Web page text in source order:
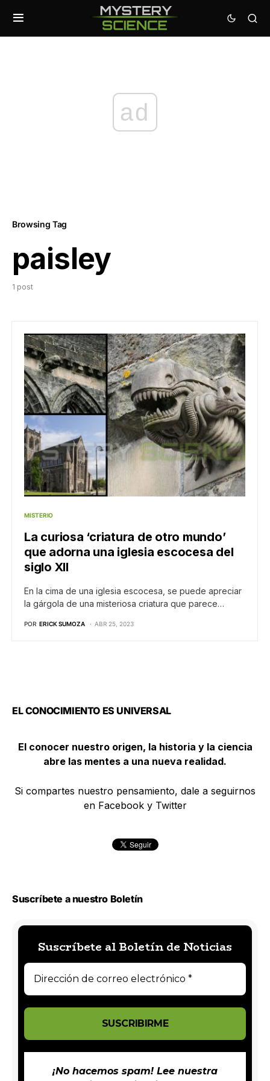
ad
Browsing Tag
paisley
1 post
MISTERIO
La curiosa ‘criatura de otro mundo’
que adorna una iglesia escocesa del
siglo XII
En la cima de una iglesia escocesa, se puede apreciar
la gárgola de una misteriosa criatura que parece…
POR ERICK SUMOZA ABR 25, 2023
EL CONOCIMIENTO ES UNIVERSAL
El conocer nuestro origen, la historia y la ciencia
abre las mentes a una nueva realidad.
Si compartes nuestro pensamiento, dale a seguirnos
en Facebook y Twitter
Suscríbete a nuestro Boletín
Suscríbete al Boletín de Noticias
¡No hacemos spam! Lee nuestra